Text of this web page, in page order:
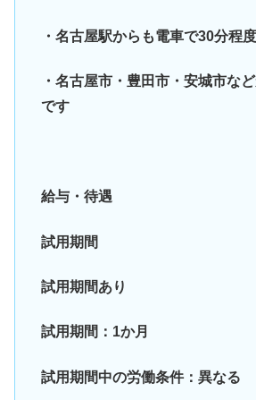
・名古屋駅からも電車で30分程度
・名古屋市・豊田市・安城市な
です
給与・待遇
試用期間
試用期間あり
試用期間：1か月
試用期間中の労働条件：異なる